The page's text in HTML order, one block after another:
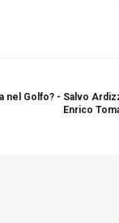
nel Golfo? - Salvo
Enrico